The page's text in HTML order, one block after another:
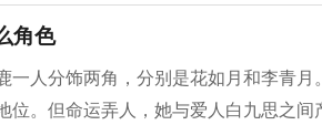
角色
一人分饰两角，分别是花如月和李青
位。但命运弄人，她与爱人白九思之